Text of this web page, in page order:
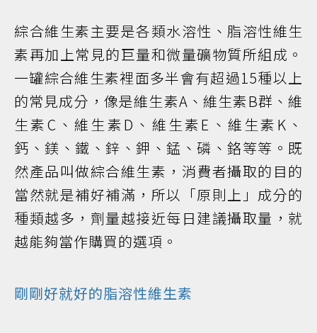
綜合維生素主要是各類水溶性、脂溶性維生
素再加上常見的巨量和微量礦物質所組成。
一罐綜合維生素裡面多半會有超過15種以上
的常見成分，像是維生素A、維生素B群、維
生素C、維生素D、維生素E、維生素K、
鈣、鎂、鐵、鋅、鉀、錳、磷、鉻等等。既
然產品叫做綜合維生素，消費者攝取的目的
當然就是補好補滿，所以「原則上」成分的
種類越多，劑量越接近每日建議攝取量，就
越能夠當作購買的選項。
剛剛好就好的脂溶性維生素